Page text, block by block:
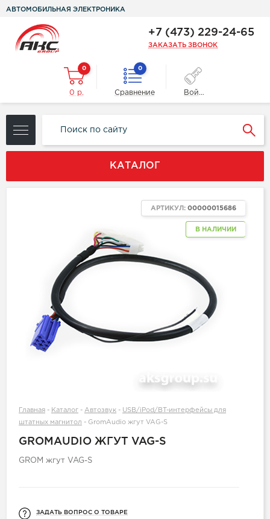
АВТОМОБИЛЬНАЯ ЭЛЕКТРОНИКА
+7 (473) 229-24-65
ЗАКАЗАТЬ ЗВОНОК
0
0 р.
0
Сравнение Войти
КАТАЛОГ
В НАЛИЧИИ
АРТИКУЛ: 00000015686
Главная - Каталог - Автозвук - USB/iPod/BT-интерфейсы для
штатных магнитол - GromAudio жгут VAG-S
GROMAUDIO ЖГУТ VAG-S
GROM жгут VAG-S
ЗАДАТЬ ВОПРОС О ТОВАРЕ